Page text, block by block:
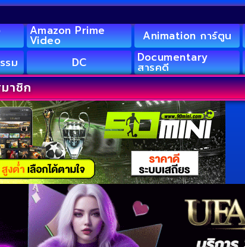
Amazon Prime
Video Animation การ์ตูน
รม DC Documentary
สารคดี
าชิก